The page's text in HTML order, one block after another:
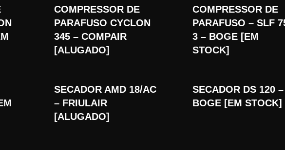
COMPRESSOR DE
PARAFUSO CYCLON
345 – COMPAIR
[ALUGADO]
COMPRESSOR DE
PARAFUSO – SLF
3 – BOGE [EM
STOCK]
SECADOR AMD 18/AC
– FRIULAIR
[ALUGADO]
SECADOR DS 120 –
BOGE [EM STOCK]